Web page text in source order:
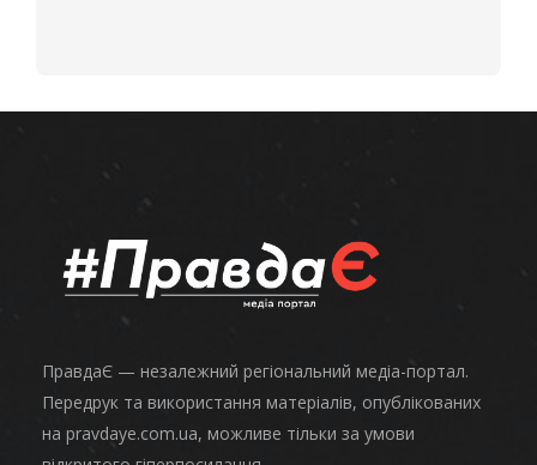
ПравдаЄ — незалежний регіональний медіа-портал.
Передрук та використання матеріалів, опублікованих
на pravdaye.com.ua, можливе тільки за умови